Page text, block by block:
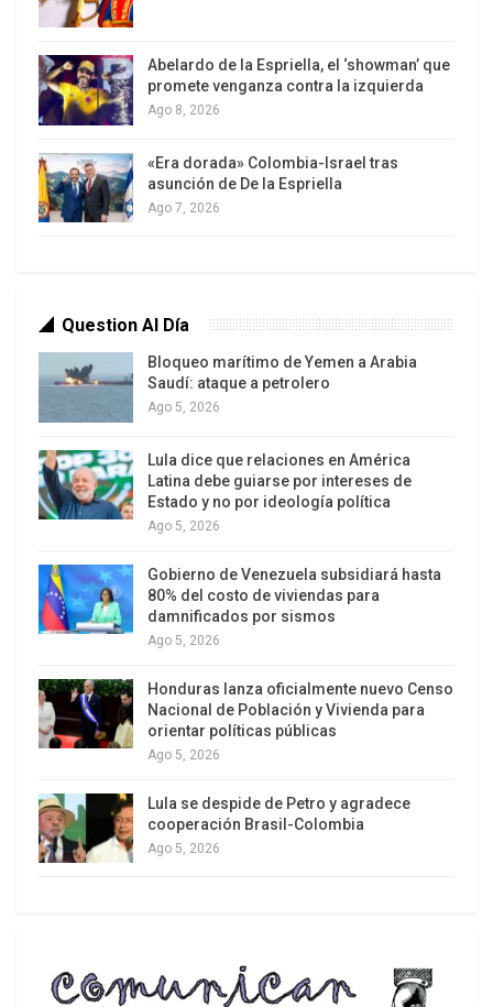
respondido con ataques a instalaciones iraníes,
Teherán.
Las autoridades israelíes han levantado la alerta
ha disminuido. Esto permitió a la población salir
de los refugios. Sin embargo, la tensión sigue alta.
contundencia en Teherán.
Abelardo de la Espriella, el ‘showman’ que
promete venganza contra la izquierda
Ago 8, 2026
«Era dorada» Colombia-Israel tras
asunción de De la Espriella
Ago 7, 2026
Question Al Día
Bloqueo marítimo de Yemen a Arabia
Saudí: ataque a petrolero
Ago 5, 2026
Lula dice que relaciones en América
Latina debe guiarse por intereses de
Estado y no por ideología política
Ago 5, 2026
Gobierno de Venezuela subsidiará hasta
80% del costo de viviendas para
damnificados por sismos
Ago 5, 2026
Honduras lanza oficialmente nuevo Censo
Nacional de Población y Vivienda para
orientar políticas públicas
Ago 5, 2026
Lula se despide de Petro y agradece
cooperación Brasil-Colombia
Ago 5, 2026